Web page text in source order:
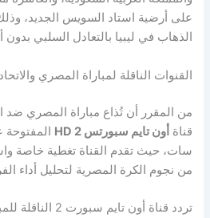
على أرضية استاد السويس الجديد،
الذهاب في ليبيا بالتعادل السلبي
القنوات الناقلة لمباراة المصري
من المقرر أن تُذاع مباراة المصري ضد
قناة أون تايم سبورتس 2 HD
المفتوحة
سات، حيث تقدم القناة تغطية خاصة
من نجوم الكرة المصرية لتحليل أداء
تردد قناة أون تايم سبورت 2 الناقلة للمباراة